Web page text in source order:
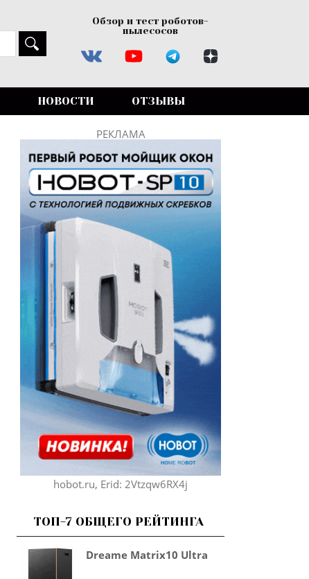
Обзор и тест роботов-
пылесосов
НОВОСТИ ОТЗЫВЫ
РЕКЛАМА
hobot.ru, Erid: 2Vtzqw6RX4j
ТОП-7 ОБЩЕГО РЕЙТИНГА
Dreame Matrix10 Ultra